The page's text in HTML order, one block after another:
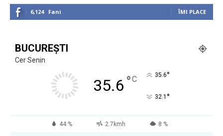
6,124 Fani ÎMI PLACE
BUCUREȘTI
Cer Senin
35.6 °C 35.6°
32.1 °
44 % 2.7kmh 8 %